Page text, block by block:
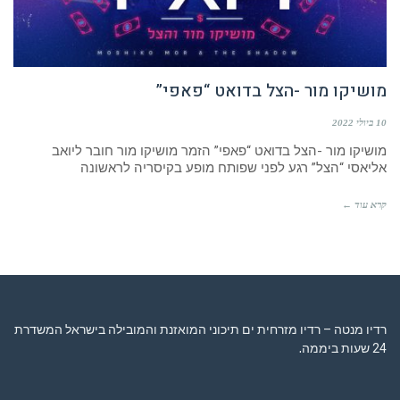
מושיקו מור -הצל בדואט “פאפי”
10 ביולי 2022
מושיקו מור -הצל בדואט “פאפי” הזמר מושיקו מור חובר ליואב
אליאסי “הצל” רגע לפני שפותח מופע בקיסריה לראשונה
קרא עוד ←
רדיו מנטה – רדיו מזרחית ים תיכוני המואזנת והמובילה בישראל המשדרת
24 שעות ביממה,